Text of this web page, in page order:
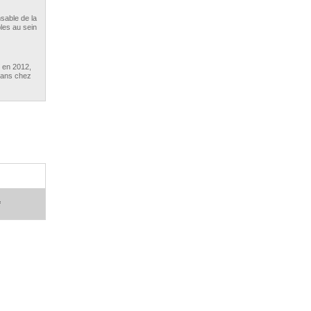
de la
au sein
2012,
chez
en 2013,
...